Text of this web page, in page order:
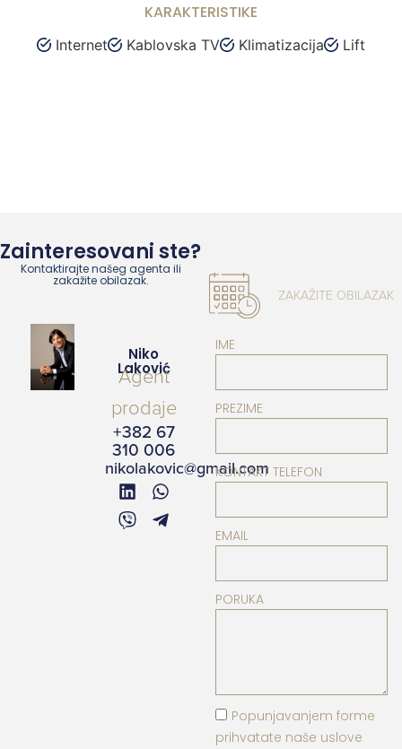
KARAKTERISTIKE
Internet Kablovska TV Klimatizacija Lift
Zainteresovani ste?
Kontaktirajte našeg agenta ili
zakažite obilazak.
Niko
Laković
Agent
prodaje
+382 67
310 006
nikolakovic@gmail.com
ZAKAŽITE OBILAZAK
IME
PREZIME
KONTAKT TELEFON
EMAIL
PORUKA
Popunjavanjem forme
prihvatate naše uslove